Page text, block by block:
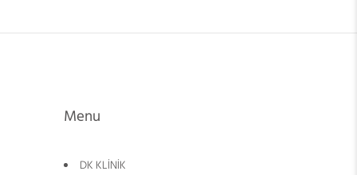
Menu
DK KLİNİK